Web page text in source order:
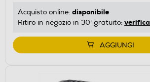
Acquisto online: disponibile
Ritiro in negozio in 30' gratuito: verifica
AGGIUNGI